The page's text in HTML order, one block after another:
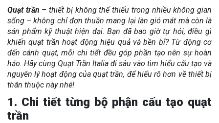
Quạt trần – thiết bị không thể thiếu trong nhiều không gian
sống – không chỉ đơn thuần mang lại làn gió mát mà còn là
sản phẩm kỹ thuật hiện đại. Bạn đã bao giờ tự hỏi, điều gì
khiến quạt trần hoạt động hiệu quả và bền bỉ? Từ động cơ
đến cánh quạt, mỗi chi tiết đều góp phần tạo nên sự hoàn
hảo. Hãy cùng Quạt Trần Italia đi sâu vào tìm hiểu cấu tạo và
nguyên lý hoạt động của quạt trần, để hiểu rõ hơn về thiết bị
thân thuộc này nhé!
1. Chi tiết từng bộ phận cấu tạo quạt
trần